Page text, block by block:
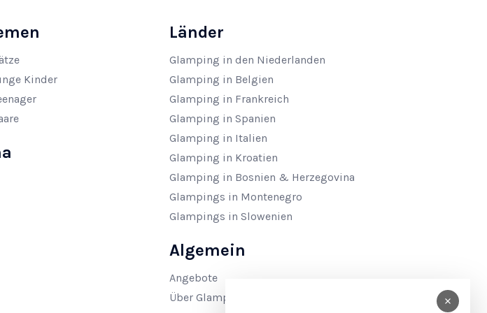
Kinder
Länder
Glamping in den Niederlanden
Glamping in Belgien
Glamping in Frankreich
Glamping in Spanien
Glamping in Italien
Glamping in Kroatien
Glamping in Bosnien & Herzegovina
Glampings in Montenegro
Glampings in Slowenien
Algemein
Angebote
Über Glamping4all